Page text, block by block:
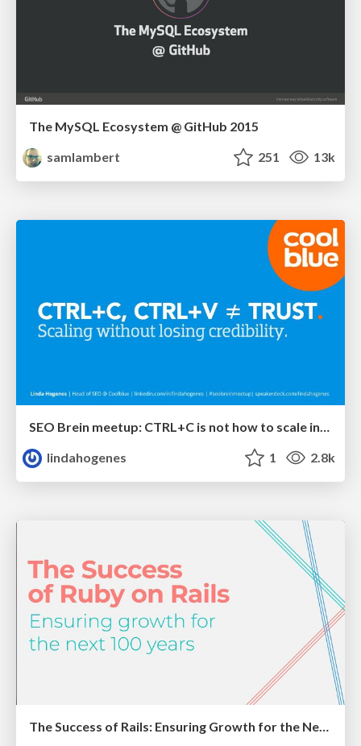
The MySQL Ecosystem @ GitHub 2015
samlambert
251 13k
lindahogenes
1 2.8k
The Success of Rails: Ensuring Growth for the Next 100 Years